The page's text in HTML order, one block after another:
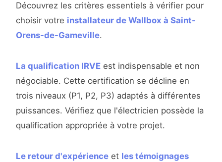
Découvrez les critères essentiels à vérifier pour
choisir votre installateur de Wallbox à Saint-
Orens-de-Gameville.
La qualification IRVE est indispensable et non
négociable. Cette certification se décline en
trois niveaux (P1, P2, P3) adaptés à différentes
puissances. Vérifiez que l'électricien possède la
qualification appropriée à votre projet.
Le retour d'expérience et les témoignages